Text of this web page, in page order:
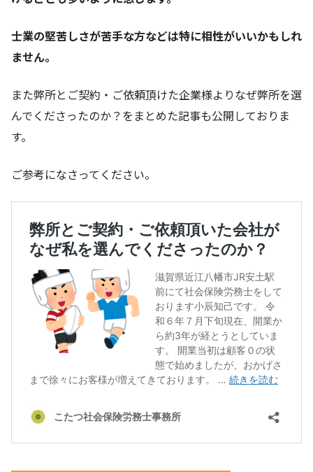
士業の堅苦しさが苦手な方などは特に相性がいいかもしれ
ません。
また弊所とご契約・ご依頼頂けた企業様よりなぜ弊所を選
んでくださったのか？をまとめた記事も公開しておりま
す。
ご参考になさってください。